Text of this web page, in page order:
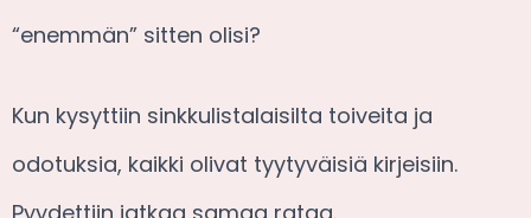
“enemmän” sitten olisi?
Kun kysyttiin sinkkulistalaisilta toiveita ja
odotuksia, kaikki olivat tyytyväisiä kirjeisiin.